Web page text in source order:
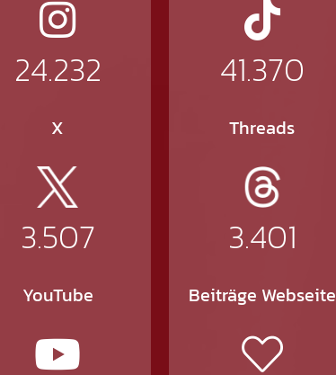
24.232 41.370
X
3.507
Threads
3.401
YouTube Beiträge Webseite